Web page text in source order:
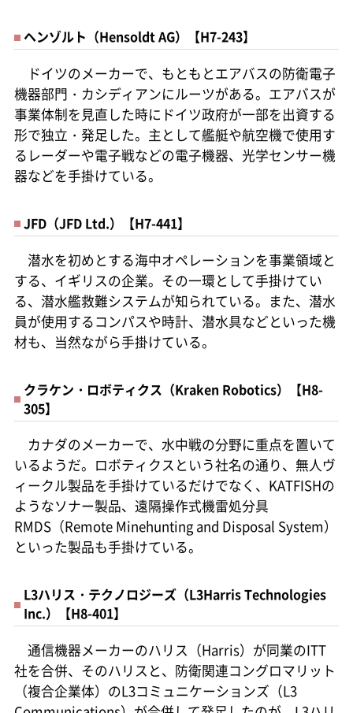
ヘンゾルト（Hensoldt AG）【H7-243】
ドイツのメーカーで、もともとエアバスの防衛電子
機器部門・カシディアンにルーツがある。エアバスが
事業体制を見直した時にドイツ政府が一部を出資する
形で独立・発足した。主として艦艇や航空機で使用す
るレーダーや電子戦などの電子機器、光学センサー機
器などを手掛けている。
JFD（JFD Ltd.）【H7-441】
潜水を初めとする海中オペレーションを事業領域と
する、イギリスの企業。その一環として手掛けてい
る、潜水艦救難システムが知られている。また、潜水
員が使用するコンパスや時計、潜水具などといった機
材も、当然ながら手掛けている。
クラケン・ロボティクス（Kraken Robotics）【H8-
305】
カナダのメーカーで、水中戦の分野に重点を置いて
いるようだ。ロボティクスという社名の通り、無人ヴ
ィークル製品を手掛けているだけでなく、KATFISHの
ようなソナー製品、遠隔操作式機雷処分具
RMDS（Remote Minehunting and Disposal System）
といった製品も手掛けている。
L3ハリス・テクノロジーズ（L3Harris Technologies
Inc.）【H8-401】
通信機器メーカーのハリス（Harris）が同業のITT
社を合併、そのハリスと、防衛関連コングロマリット
（複合企業体）のL3コミュニケーションズ（L3